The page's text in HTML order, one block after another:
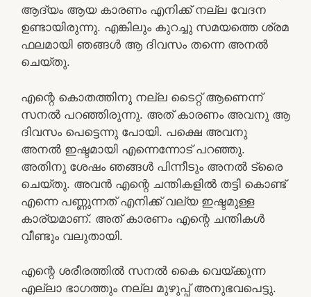
ആദ്യം ആയ കാരണം എനിക്ക് നല്ല വേദന
ഉണ്ടായിരുന്നു. എങ്കിലും കുറച്ചു സമയത്തെ ശ്രമ
ഫലമായി ഞങ്ങള്‍ ആ ദിവസം തന്നെ അനല്‍
ചെയ്തു.
എന്റെ കൊതത്തിനു നല്ല ടൈറ്റ് ആണെന്ന്
സനല്‍ പറഞ്ഞിരുന്നു. അത് കാരണം അവനു ആ
ദിവസം പെട്ടെന്നു പോയി. പക്ഷെ അവനു
അനല്‍ ഇഷ്ടമായി എന്നെന്നോട് പറഞ്ഞു.
അതിനു ശേഷം ഞങ്ങള്‍ പിന്നീടും അനല്‍ ട്രൈ
ചെയ്തു. അവന്‍ എന്റെ ചന്തികളില്‍ തട്ടി കൊണ്ട്
എന്നെ പണ്ണുന്നത് എനിക്ക് വല്യ ഇഷ്ടമുള്ള
കാര്യമാണ്. അത് കാരണം എന്റെ ചന്തികള്‍
വീണ്ടും വലുതായി.
എന്റെ ശരീരത്തില്‍ സനല്‍ കൈ വെയ്ക്കുന്ന
എല്ലാ ഭാഗത്തും നല്ല മുഴുപ്പ് അനുഭവപെട്ടു.